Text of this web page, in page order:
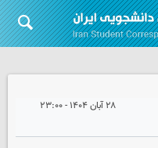
۲۸ آبان ۱۴۰۴ - ۲۳:۰۰